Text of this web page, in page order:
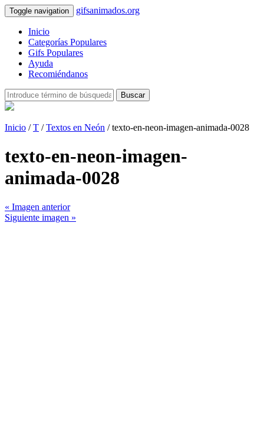
Toggle navigation gifsanimados.org
Inicio
Categorías Populares
Gifs Populares
Ayuda
Recomiéndanos
Buscar
Inicio /T /Textos en Neón / texto-en-neon-imagen-animada-0028
texto-en-neon-imagen-
animada-0028
« Imagen anterior
Siguiente imagen »